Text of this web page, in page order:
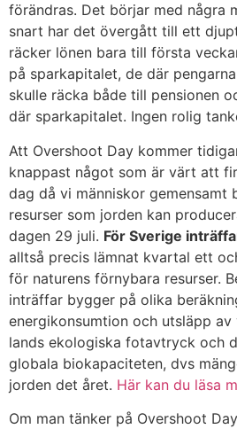
förändras. Det börjar med några
snart har det övergått till ett
räcker lönen bara till första
på sparkapitalet, de där
skulle räcka både till pensionen
där sparkapitalet. Ingen rolig
Att Overshoot Day kommer
knappast något som är värt att
dag då vi människor gemensamt
resurser som jorden kan
dagen 29 juli. För Sverige
alltså precis lämnat kvartal ett
för naturens förnybara resurser.
inträffar bygger på olika
energikonsumtion och utsläpp
lands ekologiska fotavtryck och
globala biokapaciteten, dvs
jorden det året. Här kan du läsa
Om man tänker på Overshoot